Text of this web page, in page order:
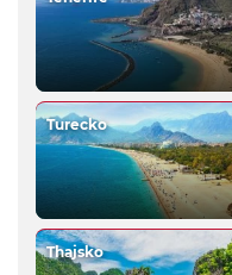
Turecko
Thajsko